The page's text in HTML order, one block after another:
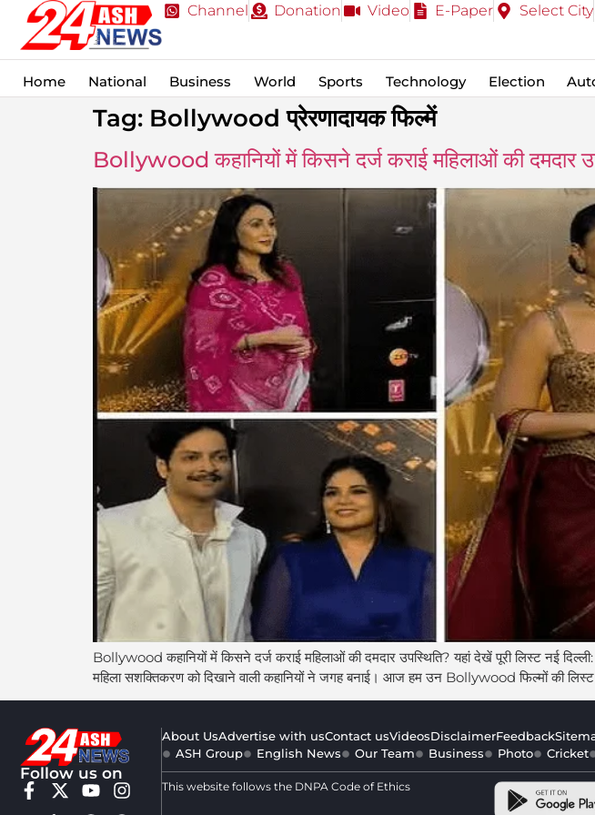
Channel Donation Video E-Paper Select City
Home National Business World Sports Technology Election
Tag: Bollywood प्रेरणादायक फिल्में
Bollywood कहानियों में किसने दर्ज कराई महिलाओं की दमदार
Bollywood कहानियों में किसने दर्ज कराई महिलाओं की दमदार उपस्थिति? यहां देखें पूरी लिस्ट नई
महिला सशक्तिकरण को दिखाने वाली कहानियों ने जगह बनाई। आज हम उन Bollywood फिल्मों की
Follow us on
About UsAdvertise with usContact usVideosDisclaimerFeedback
ASH Group
English News Our Team Business Photo Cricket
This website follows the DNPA Code of Ethics